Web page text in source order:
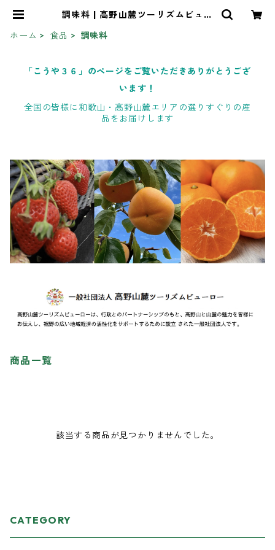
調味料 | 高野山麓ツーリズムビュー
ホーム
食品 調味料
「こうや３６」のページをご覧いただきありがとうござ
います！
全国の皆様に和歌山・高野山麓エリアの選りすぐりの産
品をお届けします
商品一覧
該当する商品が見つかりませんでした。
CATEGORY